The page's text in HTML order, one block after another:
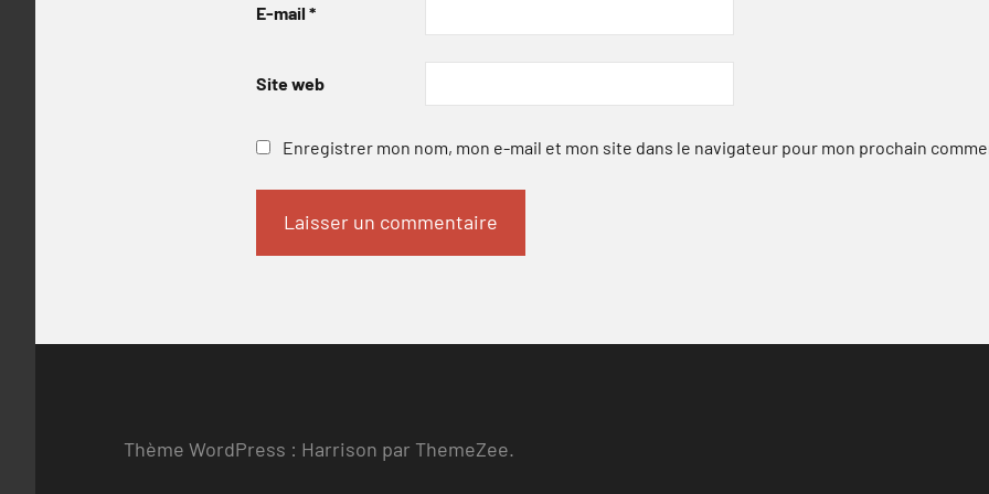
E-mail *
Site web
Enregistrer mon nom, mon e-mail et mon site dans le navigateur pour mon prochain
Thème WordPress : Harrison par ThemeZee.